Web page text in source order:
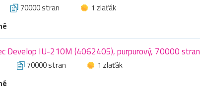
70000 stran
1 zlaťák
Develop IU-210M (4062405), purpurový, 70000 stran
70000 stran
1 zlaťák